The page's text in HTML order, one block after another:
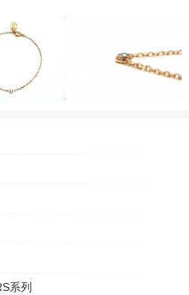
系列